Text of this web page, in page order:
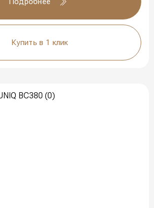
Купить в 1 клик